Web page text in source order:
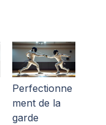
Perfectionne
ment de la
garde